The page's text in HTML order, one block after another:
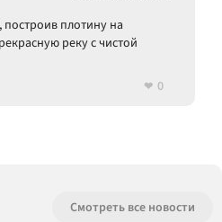
плотину на
реку с чистой
0
Смотреть все новости